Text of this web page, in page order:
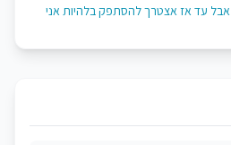
אבל עד אז אצטרך להסתפק בלהיות אני